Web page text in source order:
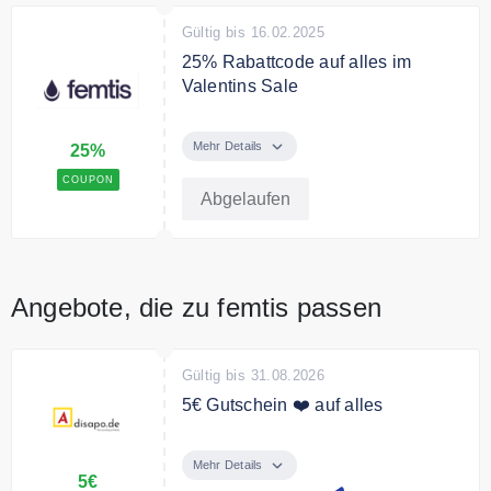
25%
COUPON
Gültig bis 16.02.2025
25% Rabattcode auf alles im
Valentins Sale
Sortiment im Valentins Sale
Mehr Details
Abgelaufen
Angebote, die zu femtis passen
5€
Gültig bis 31.08.2026
5€ Gutschein ❤️ auf alles
Newsletter. Sie erhalten Ihren
Mehr Details